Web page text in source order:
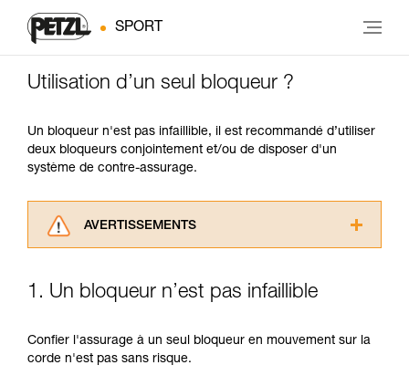
SPORT
Utilisation d’un seul bloqueur ?
Un bloqueur n'est pas infaillible, il est recommandé d’utiliser
deux bloqueurs conjointement et/ou de disposer d'un
système de contre-assurage.
AVERTISSEMENTS
consulter. Vous devez avoir compris les
pouvoir comprendre ce complément
d’informations.
Maîtriser ces techniques nécessite une
1. Un bloqueur n’est pas infaillible
Confier l'assurage à un seul bloqueur en mouvement sur la
corde n'est pas sans risque.